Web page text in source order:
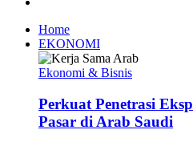
Home
EKONOMI
Ekonomi & Bisnis
Perkuat Penetrasi
Pasar di Arab Saudi